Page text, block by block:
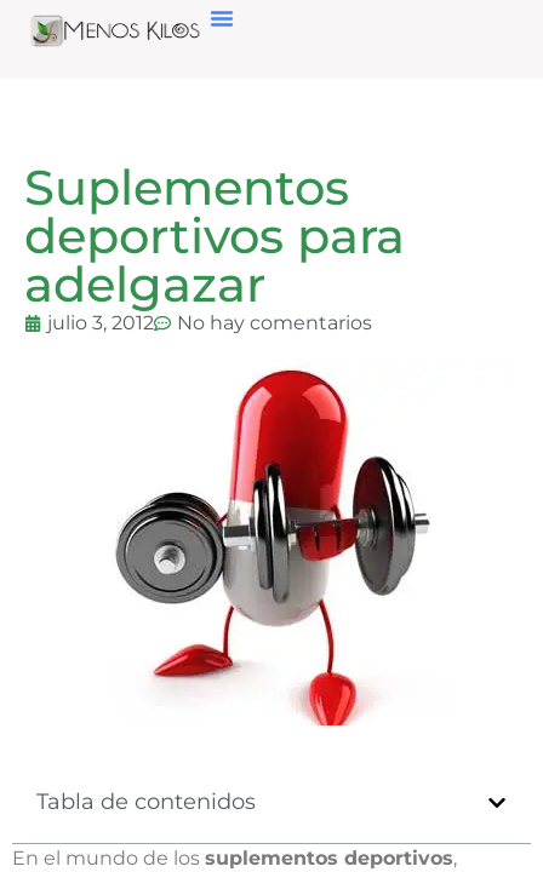
Suplementos
deportivos para
adelgazar
julio 3, 2012 No hay comentarios
Tabla de contenidos
En el mundo de los suplementos deportivos,